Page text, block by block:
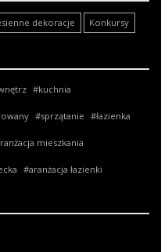
dekoracje Konkursy
kuchnia
sprzątanie łazienka
mieszkania
aranżacja łazienki